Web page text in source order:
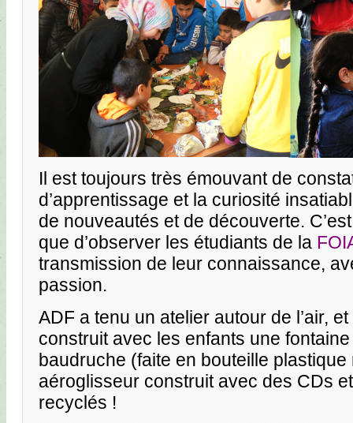
Il est toujours très émouvant de
d’apprentissage et la curiosité
de nouveautés et de découverte.
que d’observer les étudiants de la
transmission de leur connaissance,
passion.
ADF a tenu un atelier autour de l’air,
construit avec les enfants une
baudruche (faite en bouteille plastique
aéroglisseur construit avec des CDs
recyclés !